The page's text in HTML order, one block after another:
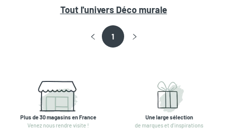
Tout l'univers Déco murale
1
Plus de 30 magasins en France
Venez nous rendre visite !
Une large sélection
de marques et d'inspirations